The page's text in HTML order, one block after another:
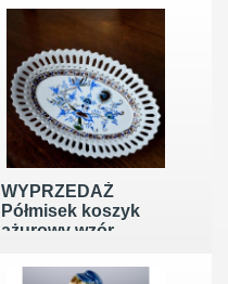
Martin Belgia lata
WYPRZEDAŻ
Półmisek koszyk
ażurowy wzór
lata 20te